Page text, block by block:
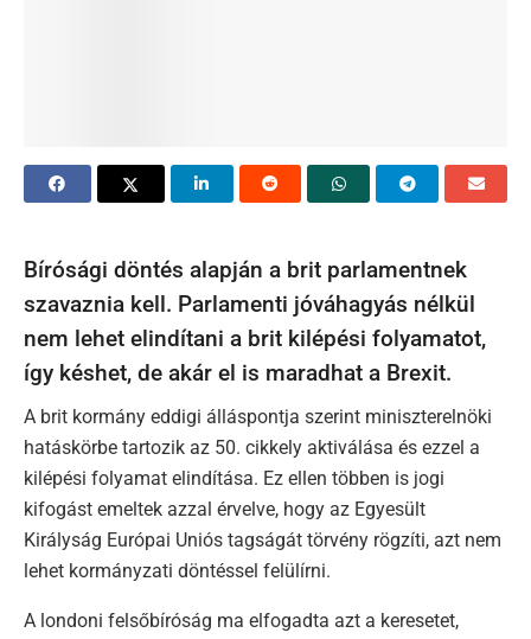
Bírósági döntés alapján a brit parlamentnek
szavaznia kell. Parlamenti jóváhagyás nélkül
nem lehet elindítani a brit kilépési folyamatot,
így késhet, de akár el is maradhat a Brexit.
A brit kormány eddigi álláspontja szerint miniszterelnöki
hatáskörbe tartozik az 50. cikkely aktiválása és ezzel a
kilépési folyamat elindítása. Ez ellen többen is jogi
kifogást emeltek azzal érvelve, hogy az Egyesült
Királyság Európai Uniós tagságát törvény rögzíti, azt nem
lehet kormányzati döntéssel felülírni.
A londoni felsőbíróság ma elfogadta azt a keresetet,